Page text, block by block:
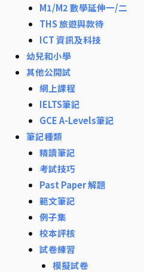
M1/M2 數學延伸一/二
THS 旅遊與款待
ICT 資訊及科技
幼兒和小學
其他公開試
網上課程
IELTS筆記
GCE A-Levels筆記
筆記種類
精讀筆記
考試技巧
Past Paper 解題
範文筆記
例子集
校本評核
試卷練習
模擬試卷